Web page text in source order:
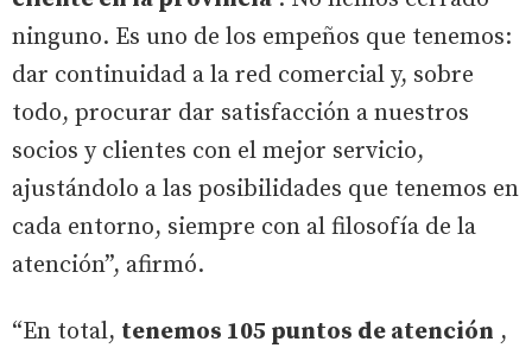
ninguno. Es uno de los empeños que tenemos:
dar continuidad a la red comercial y, sobre
todo, procurar dar satisfacción a nuestros
socios y clientes con el mejor servicio,
ajustándolo a las posibilidades que tenemos en
cada entorno, siempre con al filosofía de la
atención”, afirmó.
“En total, tenemos 105 puntos de atención ,